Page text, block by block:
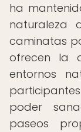
ha
naturaleza
caminatas
ofrecen la
entornos
poder
paseos